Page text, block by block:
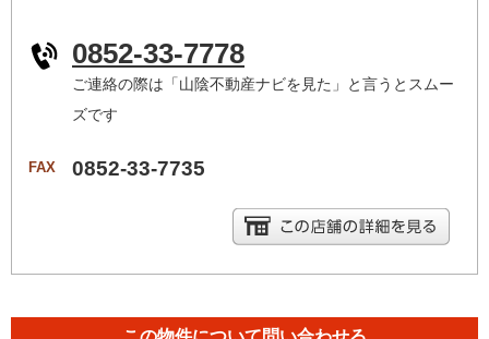
0852-33-7778
ご連絡の際は「山陰不動産ナビを見た」と言うとスムー
ズです
FAX 0852-33-7735